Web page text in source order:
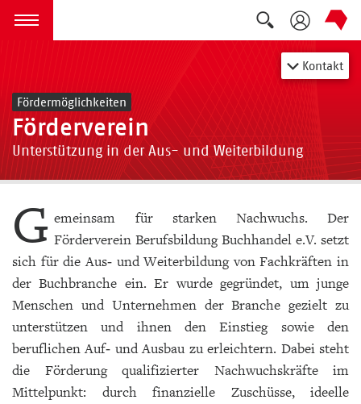
zum Inhalt springen
Menü öffnen
Suche
Kontakt
Fördermöglichkeiten
Förderverein
Unterstützung in der Aus- und Weiterbildung
G emeinsam für starken Nachwuchs. Der
Förderverein Berufsbildung Buchhandel e.V. setzt
sich für die Aus‑ und Weiterbildung von Fachkräften in
der Buchbranche ein. Er wurde gegründet, um junge
Menschen und Unternehmen der Branche gezielt zu
unterstützen und ihnen den Einstieg sowie den
beruflichen Auf‑ und Ausbau zu erleichtern. Dabei steht
die Förderung qualifizierter Nachwuchskräfte im
Mittelpunkt: durch finanzielle Zuschüsse, ideelle